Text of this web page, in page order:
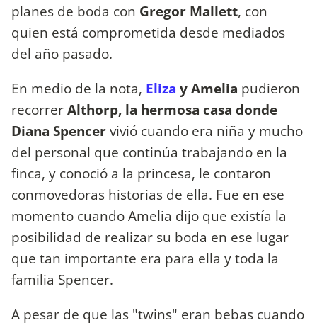
planes de boda con Gregor Mallett, con
quien está comprometida desde mediados
del año pasado.
En medio de la nota, Eliza y Amelia pudieron
recorrerAlthorp, la hermosa casa donde
Diana Spencervivió cuando era niña y mucho
del personal que continúa trabajando en la
finca, y conoció a la princesa, le contaron
conmovedoras historias de ella. Fue en ese
momento cuando Amelia dijo que existía la
posibilidad de realizar su boda en ese lugar
que tan importante era para ella y toda la
familia Spencer.
A pesar de que las "twins" eran bebas cuando